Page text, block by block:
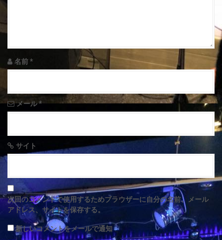
t
o名前*
メール*
サイト
次回のコメントで使用するためブラウザーに自分の名前、メール
アドレス、サイトを保存する。
新しいコメントをメールで通知